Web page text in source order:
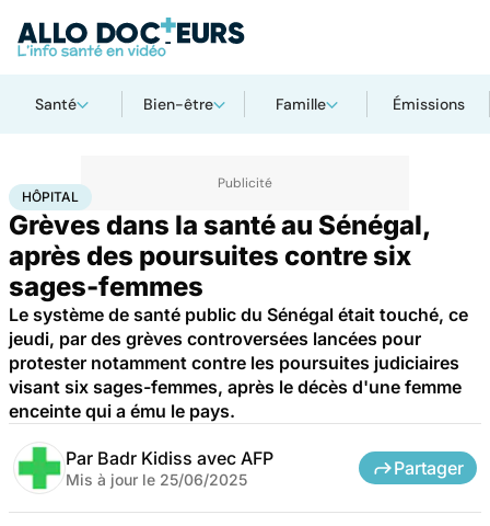
Santé Bien-être Famille Émissions
AccueilSanté Santé publiqueHôpital
HÔPITAL
Grèves dans la santé au Sénégal,
après des poursuites contre six
sages-femmes
Le système de santé public du Sénégal était touché, ce
jeudi, par des grèves controversées lancées pour
protester notamment contre les poursuites judiciaires
visant six sages-femmes, après le décès d'une femme
enceinte qui a ému le pays.
Par Badr Kidiss avec AFP
Mis à jour le 25/06/2025
Partager